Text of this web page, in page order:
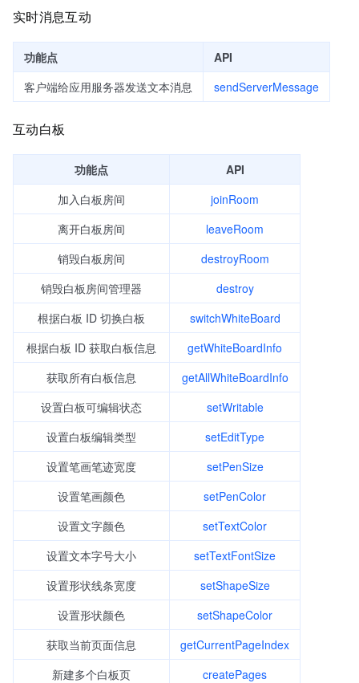
实时消息互动
功能点
API
客户端给应用服务器发送文本消息
sendServerMessage
互动白板
功能点
API
加入白板房间
joinRoom
离开白板房间
leaveRoom
销毁白板房间
destroyRoom
销毁白板房间管理器
destroy
根据白板 ID 切换白板
switchWhiteBoard
根据白板 ID 获取白板信息
getWhiteBoardInfo
获取所有白板信息
getAllWhiteBoardInfo
设置白板可编辑状态
setWritable
设置白板编辑类型
setEditType
设置笔画笔迹宽度
setPenSize
设置笔画颜色
setPenColor
设置文字颜色
setTextColor
设置文本字号大小
setTextFontSize
设置形状线条宽度
setShapeSize
设置形状颜色
setShapeColor
获取当前页面信息
getCurrentPageIndex
新建多个白板页
createPages